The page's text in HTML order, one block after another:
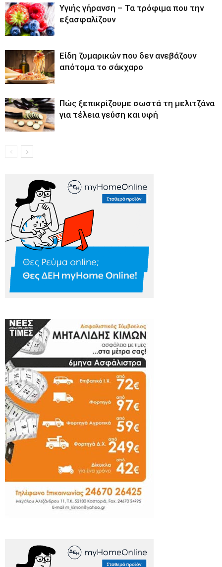
Υγιής γήρανση – Τα τρόφιμα που την
εξασφαλίζουν
Είδη ζυμαρικών που δεν ανεβάζουν
απότομα το σάκχαρο
Πώς ξεπικρίζουμε σωστά τη μελιτζάνα
για τέλεια γεύση και υφή